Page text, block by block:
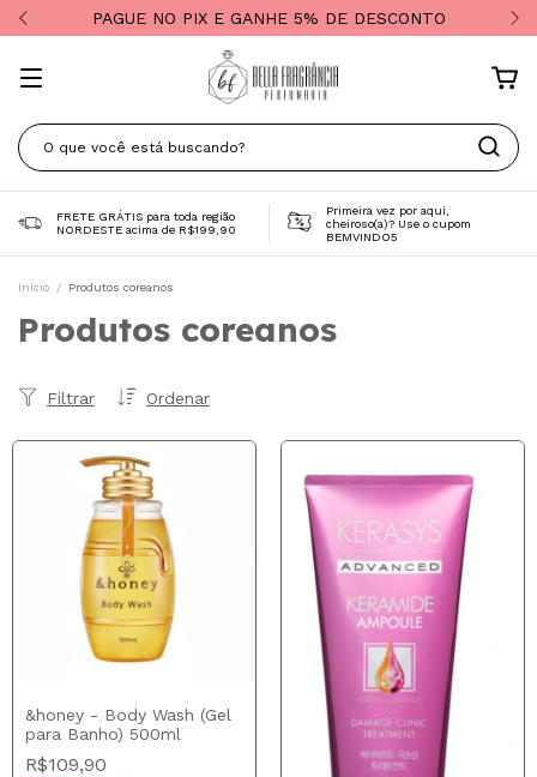
PAGUE NO PIX E GANHE 5% DE DESCONTO
FRETE GRÁTIS para toda região
NORDESTE acima de R$199,90
Primeira vez por aqui,
cheiroso(a)? Use o cupom
BEMVINDO5
Início / Produtos coreanos
Produtos coreanos
Ordenar
Filtrar
&honey - Body Wash (Gel
para Banho) 500ml
R$109,90